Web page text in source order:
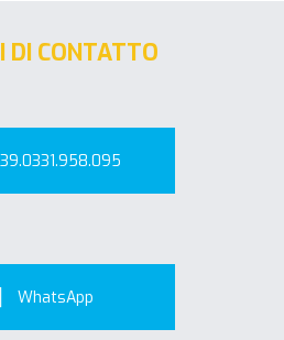
DI CONTATTO
WhatsApp